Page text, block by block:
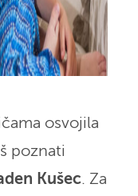
osvojila
poznati
Kušec. Za